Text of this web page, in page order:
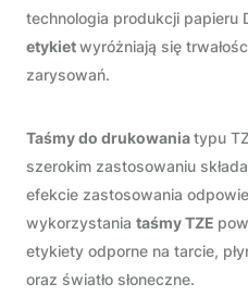
technologia produkcji papieru
etykietwyróżniają się
zarysowań.
Taśmy do drukowaniatypu
szerokim zastosowaniu
efekcie zastosowania
wykorzystania taśmy TZE
etykiety odporne na tarcie,
oraz światło słoneczne.